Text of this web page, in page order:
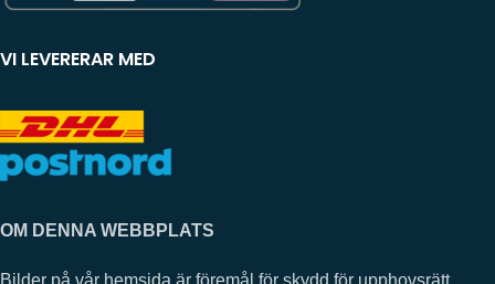
VI LEVERERAR MED
OM DENNA WEBBPLATS
Bilder på vår hemsida är föremål för skydd för upphovsrätt